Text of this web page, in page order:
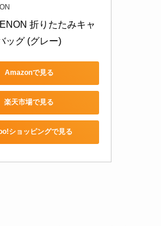
折りたたみキャ
ッグ (グレー)
Amazonで見る
楽天市場で見る
ショッピングで見る